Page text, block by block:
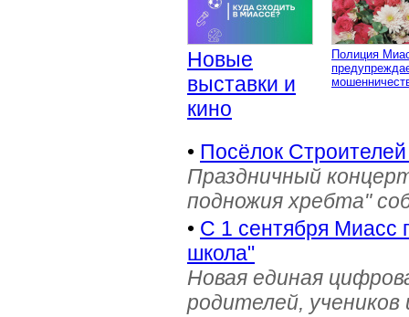
Новые
выставки и
кино
Полиция
• Посёлок
Праздничный
подножия хребта"
• С 1 сентября Миасс
школа"
Новая единая
родителей, учеников